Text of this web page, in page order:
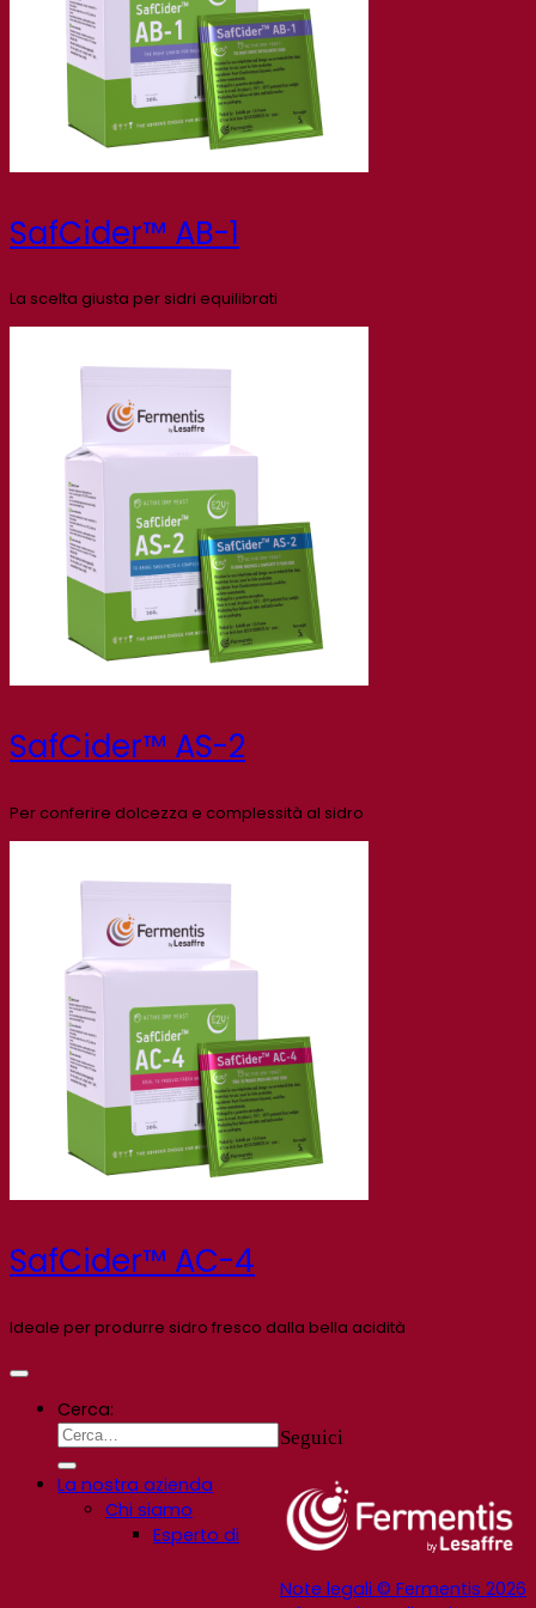
SafCider™ AB-1
La scelta giusta per sidri equilibrati
SafCider™ AS-2
Per conferire dolcezza e complessità al sidro
SafCider™ AC-4
Ideale per produrre sidro fresco dalla bella acidità
Seguici
Note legali © Fermentis 2026
Cerca:
La nostra azienda
Chi siamo
Esperto di